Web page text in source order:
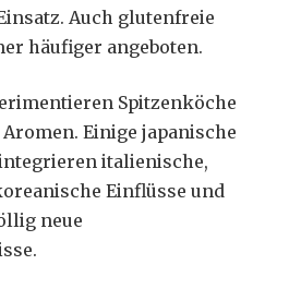
Auch glutenfreie
häufiger angeboten.
Spitzenköche
Einige japanische
italienische,
Einflüsse und
neue